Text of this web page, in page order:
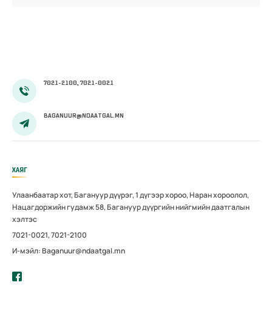
7021-2100, 7021-0021
BAGANUUR@NDAATGAL.MN
ХАЯГ
Улаанбаатар хот, Багануур дүүрэг, 1 дүгээр хороо, Наран хороолол,
Нацагдоржийн гудамж 58, Багануур дүүргийн нийгмийн даатгалын
хэлтэс
7021-0021, 7021-2100
И-мэйл: Baganuur@ndaatgal.mn